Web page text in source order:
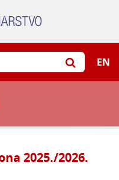
EN
2025./2026.